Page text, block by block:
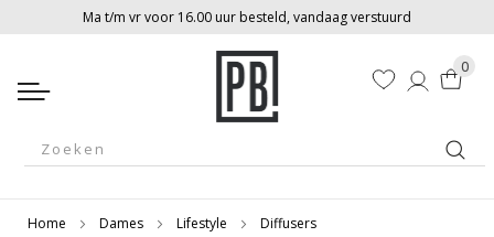
Ma t/m vr voor 16.00 uur besteld, vandaag verstuurd
0
Home Dames Lifestyle Diffusers